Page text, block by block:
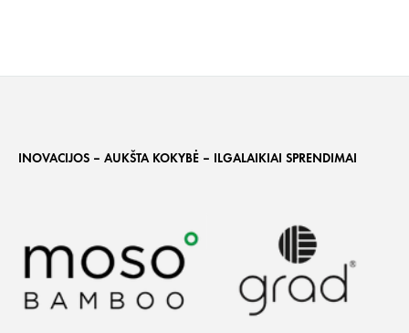
INOVACIJOS – AUKŠTA KOKYBĖ – ILGALAIKIAI SPRENDIMAI